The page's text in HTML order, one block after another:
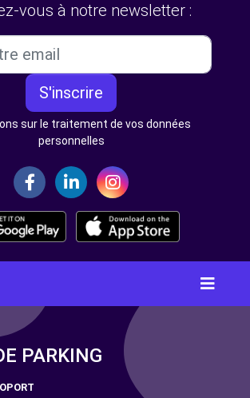
vous à notre newsletter :
S'inscrire
sur le traitement de vos données
personnelles
PARKING